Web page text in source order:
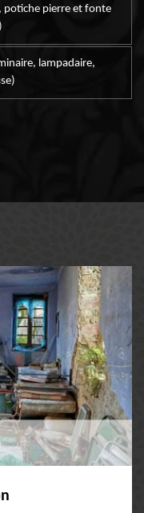
potiche pierre et fonte
lampadaire,